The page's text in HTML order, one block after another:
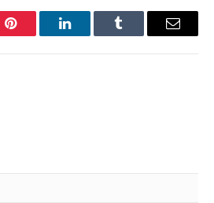
Pinterest LinkedInTumblr Имэйл